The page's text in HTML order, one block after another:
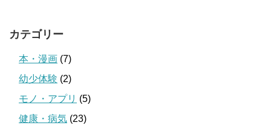
カテゴリー
本・漫画 (7)
幼少体験 (2)
モノ・アプリ (5)
健康・病気 (23)